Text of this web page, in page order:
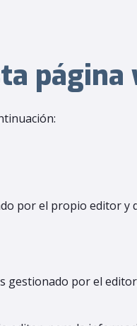
página
por el propio editor y
gestionado por el